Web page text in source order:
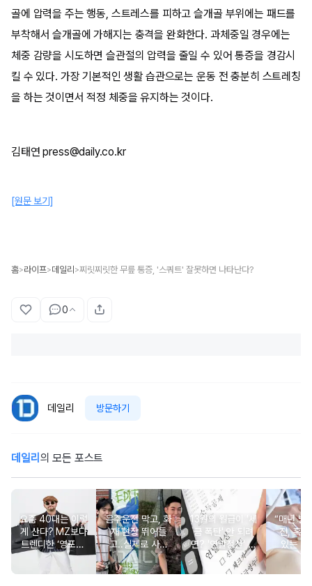
골에 압력을 주는 행동, 스트레스를 피하고 슬개골 부위에는 패드를
부착해서 슬개골에 가해지는 충격을 완화한다. 과체중일 경우에는
체중 감량을 시도하면 슬관절의 압력을 줄일 수 있어 통증을 경감시
킬 수 있다. 가장 기본적인 생활 습관으로는 운동 전 충분히 스트레칭
을 하는 것이면서 적정 체중을 유지하는 것이다.
김태연 press@daily.co.kr
[원문 보기]
홈>라이프>데일리 >찌릿찌릿한 무릎 통증, '스쿼트' 잘못하면 나타난다?
0
데일리 방문하기
데일리 의 모든 포스트
요즘 40대는 이렇
게 산다? MZ보다
트렌디한 ‘영포티’
분석
음주운전 막고, 화
재 현장 뛰어들
고..실제로 사람
구한 연예인 10
13월의 월급이 '세
금 폭탄' 안 되려
면? '연말정산' 핵
심 꿀팁 A to Z
“매년 받
진, 혹시
있는 건
요?”